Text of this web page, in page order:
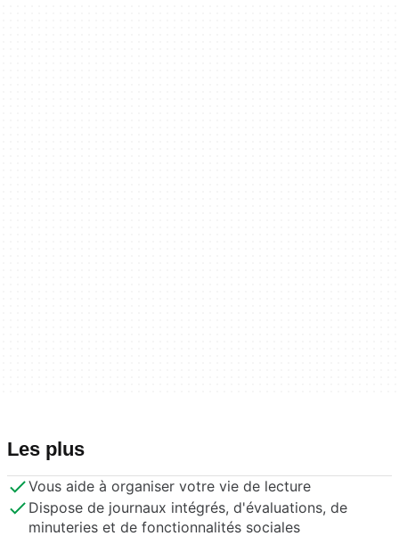
Les plus
Vous aide à organiser votre vie de lecture
Dispose de journaux intégrés, d'évaluations, de
minuteries et de fonctionnalités sociales